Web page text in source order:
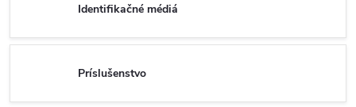
Identifikačné médiá
Príslušenstvo